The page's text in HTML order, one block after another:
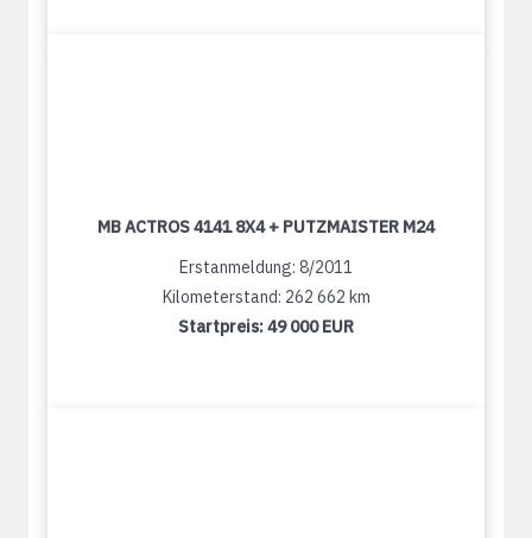
MB ACTROS 4141 8X4 + PUTZMAISTER M24
Erstanmeldung: 8/2011
Kilometerstand: 262 662 km
Startpreis:49 000 EUR